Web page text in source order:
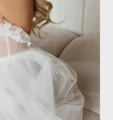
уход
и три